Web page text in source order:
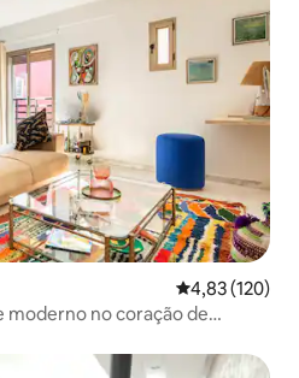
4,83 de uma
4,83 (120)
no coração de